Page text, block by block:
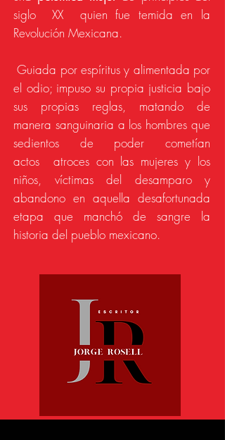
siglo XX quien fue temida en la
Revolución Mexicana.
Guiada por espíritus y alimentada por
el odio; impuso su propia justicia bajo
sus propias reglas, matando de
manera sanguinaria a los hombres que
sedientos de poder cometían
actos
atroces con las mujeres y los
niños, víctimasdel desamparo y
abandono en aquella desafortunada
etapa que manchó de sangre la
historia del pueblo mexicano.